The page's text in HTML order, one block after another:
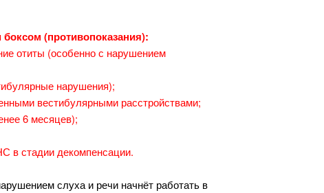
(противопоказания):
отиты (особенно с нарушением
нарушения);
вестибулярными расстройствами;
6 месяцев);
в стадии декомпенсации.
слуха и речи начнёт работать в